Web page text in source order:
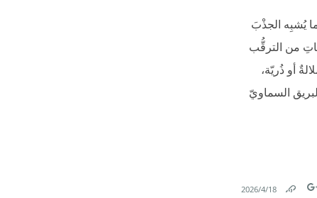
يُشبِه الجذْبَ
من الترقُّب
أو ذُريّة،
السماويّ
18‏/4‏/2026